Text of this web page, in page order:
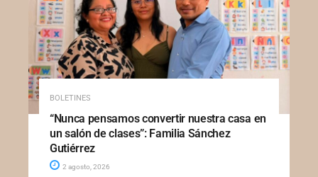
BOLETINES
“Nunca pensamos convertir nuestra casa en
un salón de clases”: Familia Sánchez
Gutiérrez
2 agosto, 2026